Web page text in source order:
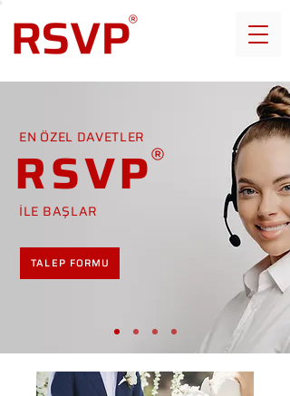
EN ÖZEL DAVETLER
RSVP
İLE BAŞLAR
TALEP FORMU